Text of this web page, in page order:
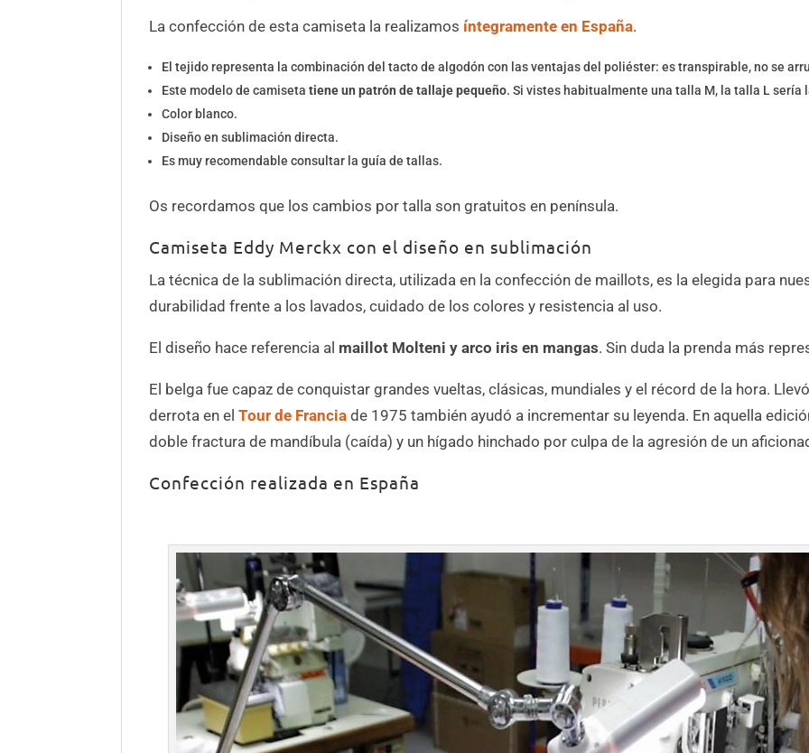
La confección de esta camiseta la realizamos íntegramente en España.
El tejido representa la combinación del tacto de algodón con las ventajas del poliéster: es transpirable, no se
Este modelo de camisetatiene un patrón de tallaje pequeño. Si vistes habitualmente una talla M, la talla L sería
Color blanco.
Diseño en sublimación directa.
Es muy recomendable consultar la guía de tallas.
Os recordamos que los cambios por talla son gratuitos en península.
Camiseta Eddy Merckx con el diseño en sublimación
La técnica de la sublimación directa, utilizada en la confección de maillots, es la elegida para
durabilidad frente a los lavados, cuidado de los colores y resistencia al uso.
El diseño hace referencia al maillot Molteni y arco iris en mangas. Sin duda la prenda más
El belga fue capaz de conquistar grandes vueltas, clásicas, mundiales y el récord de la hora.
derrota en elTour de Francia de 1975 también ayudó a incrementar su leyenda. En aquella
doble fractura de mandíbula (caída) y un hígado hinchado por culpa de la agresión de un
Confección realizada en España